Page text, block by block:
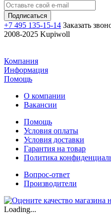
+7 495 135-15-14 Заказать
2008-2025 Kupiwoll
Компания
Информация
Помощь
О компании
Вакансии
Помощь
Условия оплаты
Условия доставки
Гарантия на товар
Политика
Вопрос-ответ
Производители
Loading...